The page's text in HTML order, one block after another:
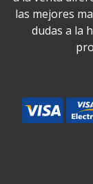
las mejores
dudas a la